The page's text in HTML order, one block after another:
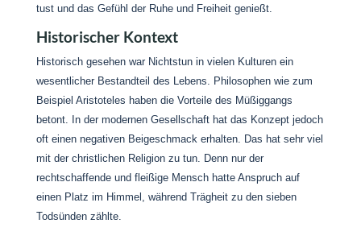
tust und das Gefühl der Ruhe und Freiheit genießt.
Historischer Kontext
Historisch gesehen war Nichtstun in vielen Kulturen ein
wesentlicher Bestandteil des Lebens. Philosophen wie zum
Beispiel Aristoteles haben die Vorteile des Müßiggangs
betont. In der modernen Gesellschaft hat das Konzept jedoch
oft einen negativen Beigeschmack erhalten. Das hat sehr viel
mit der christlichen Religion zu tun. Denn nur der
rechtschaffende und fleißige Mensch hatte Anspruch auf
einen Platz im Himmel, während Trägheit zu den sieben
Todsünden zählte.